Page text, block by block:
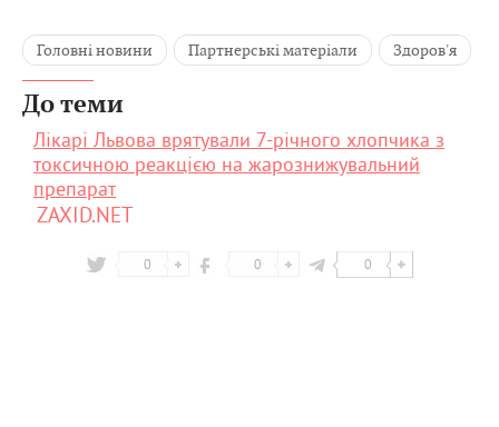
Головні новини Партнерські матеріали Здоров'я
До теми
Лікарі Львова врятували 7-річного хлопчика з
токсичною реакцією на жарознижувальний
препарат
ZAXID.NET
0 0 0